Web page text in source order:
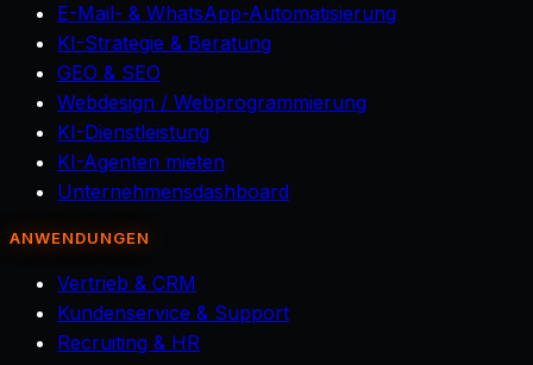
E-Mail- & WhatsApp-Automatisierung
KI-Strategie & Beratung
GEO & SEO
Webdesign / Webprogrammierung
KI-Dienstleistung
KI-Agenten mieten
Unternehmensdashboard
ANWENDUNGEN
Vertrieb & CRM
Kundenservice & Support
Recruiting & HR